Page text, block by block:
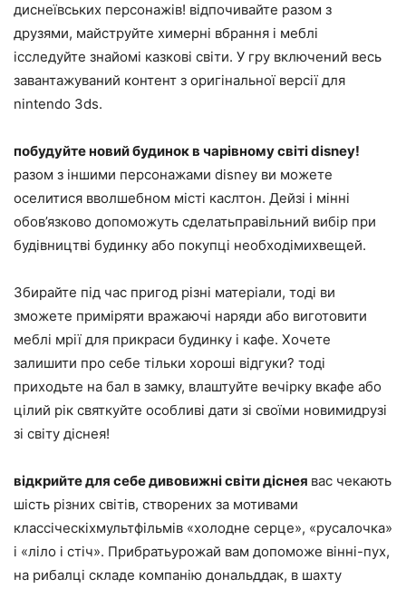
диснеївських персонажів! відпочивайте разом з
друзями, майструйте химерні вбрання і меблі
ісследуйте знайомі казкові світи. У гру включений весь
завантажуваний контент з оригінальної версії для
nintendo 3ds.
побудуйте новий будинок в чарівному світі disney!
разом з іншими персонажами disney ви можете
оселитися вволшебном місті каслтон. Дейзі і мінні
обов’язково допоможуть сделатьправільний вибір при
будівництві будинку або покупці необходімихвещей.
Збирайте під час пригод різні матеріали, тоді ви
зможете приміряти вражаючі наряди або виготовити
меблі мрії для прикраси будинку і кафе. Хочете
залишити про себе тільки хороші відгуки? тоді
приходьте на бал в замку, влаштуйте вечірку вкафе або
цілий рік святкуйте особливі дати зі своїми новимидрузі
зі світу діснея!
відкрийте для себе дивовижні світи діснея вас чекають
шість різних світів, створених за мотивами
классіческіхмультфільмів «холодне серце», «русалочка»
і «ліло і стіч». Прибратьурожай вам допоможе вінні-пух,
на рибалці складе компанію дональддак, в шахту